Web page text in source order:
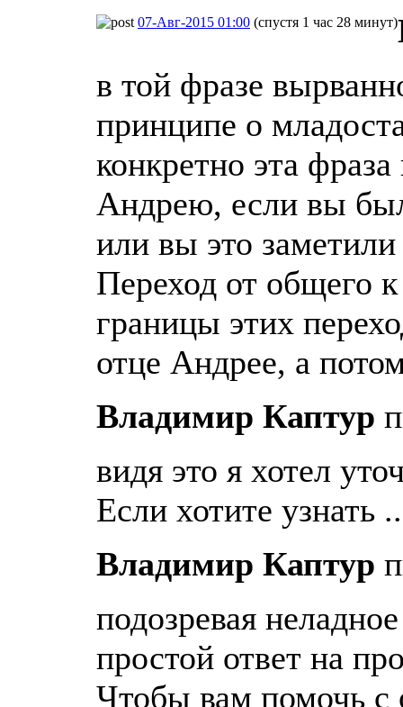
07-Авг-2015 01:00 (спустя 1 час 28 минут)
в той фразе
принципе о
конкретно эта
Андрею, если вы
или вы это
Переход от общего
границы этих
отце Андрее, а
Владимир Каптур
видя это я хотел
Если хотите узнать
Владимир Каптур
подозревая
простой ответ на
Чтобы вам помочь с